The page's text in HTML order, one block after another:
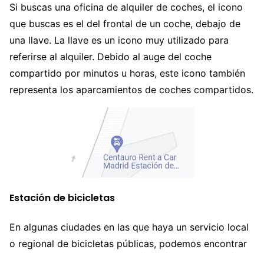
Si buscas una oficina de alquiler de coches, el icono
que buscas es el del frontal de un coche, debajo de
una llave. La llave es un icono muy utilizado para
referirse al alquiler. Debido al auge del coche
compartido por minutos u horas, este icono también
representa los aparcamientos de coches compartidos.
Estación de bicicletas
En algunas ciudades en las que haya un servicio local
o regional de bicicletas públicas, podemos encontrar